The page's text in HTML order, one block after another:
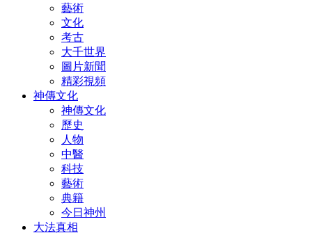
藝術
文化
考古
大千世界
圖片新聞
精彩視頻
神傳文化
神傳文化
歷史
人物
中醫
科技
藝術
典籍
今日神州
大法真相